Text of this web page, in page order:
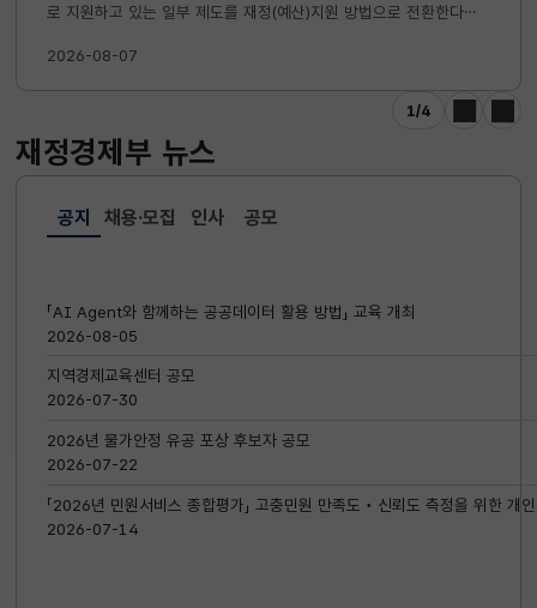
로 지원하고 있는 일부 제도를 재정(예산)지원 방법으로 전환한다고
2026-08-07
1/4
이전 다음
재정경제부 뉴스
공지
선택됨
공지
「AI Agent와 함께하는 공공데이터 활용 방법」 교육 개최
2026-08-05
지역경제교육센터 공모
2026-07-30
2026년 물가안정 유공 포상 후보자 공모
2026-07-22
「2026년 민원서비스 종합평가」 고충민원 만족도‧신뢰도 측정을 위한 개
2026-07-14
채용·모집 인사 공모